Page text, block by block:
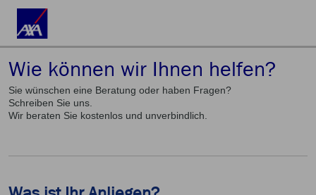
Wie können wir Ihnen helfen?
Sie wünschen eine Beratung oder haben Fragen?
Schreiben Sie uns.
Wir beraten Sie kostenlos und unverbindlich.